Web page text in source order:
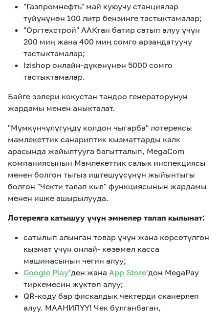
"Газпромнефть" май куюучу станциялар
түйүнүнөн 100 литр бензинге тастыктамалар;
"Оргтехстрой" ААКтан батир сатып алуу үчүн
200 миң жана 400 миң сомго арзандатуучу
тастыктамалар;
Izishop онлайн-дүкөнүнөн 5000 сомго
тастыктамалар.
Байге ээлери кокустан тандоо генераторунун
жардамы менен аныкталат.
"Мүмкүнчүлүгүңдү колдон чыгарба" лотереясы
мамлекеттик санариптик кызматтарды калк
арасында жайылтууга багытталып, MegaCom
компаниясынын Мамлекеттик салык инспекциясы
менен болгон тыгыз иштешүүсүнүн жыйынтыгы
болгон "Чекти талап кыл" функциясынын жардамы
менен ишке ашырылууда.
Лотереяга катышуу үчүн эмнелер талап кылынат:
сатылып алынган товар үчүн жана көрсөтүлгөн
кызмат үчүн онлай- көзөмөл касса
машинасынын чегин алуу;
Google Play'ден жана App Store'дон MegaPay
тиркемесин жүктөп алуу;
QR-коду бар фискалдык чектерди сканерлеп
алуу. МААНИЛҮҮ! Чек булганбаган,